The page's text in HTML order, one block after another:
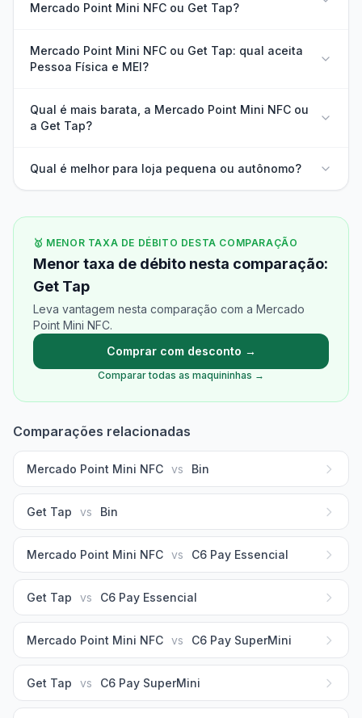
Mercado Point Mini NFC ou Get Tap?
Mercado Point Mini NFC ou Get Tap: qual aceita
Pessoa Física e MEI?
Qual é mais barata, a Mercado Point Mini NFC ou
a Get Tap?
Qual é melhor para loja pequena ou autônomo?
🥇 MENOR TAXA DE DÉBITO DESTA COMPARAÇÃO
Menor taxa de débito nesta comparação:
Get Tap
Leva vantagem nesta comparação com a Mercado
Point Mini NFC.
Comprar com desconto →
Comparar todas as maquininhas →
Comparações relacionadas
Mercado Point Mini NFC vs Bin
Get Tap vs Bin
Mercado Point Mini NFC vs C6 Pay Essencial
Get Tap vs C6 Pay Essencial
Mercado Point Mini NFC vs C6 Pay SuperMini
Get Tap vs C6 Pay SuperMini